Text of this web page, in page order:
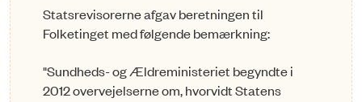
Statsrevisorerne afgav beretningen til
Folketinget med følgende bemærkning:
"Sundheds- og Ældreministeriet begyndte i
2012 overvejelserne om, hvorvidt Statens